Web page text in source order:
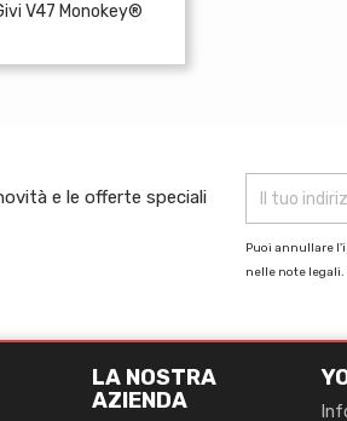
V47 Monokey®
e le offerte speciali
Puoi annullare
nelle note legali.
LA NOSTRA
AZIENDA